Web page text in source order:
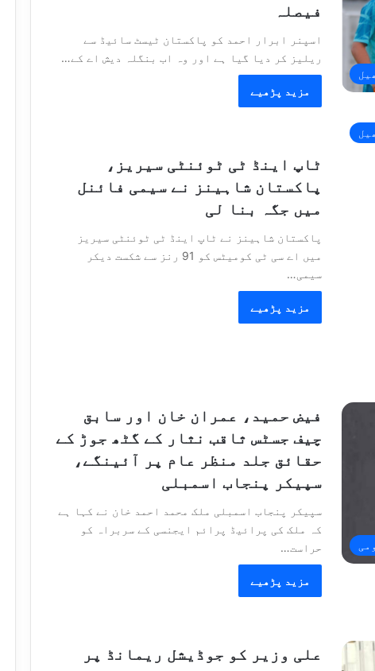
فیصلہ
اسپنر ابرار احمد کو پاکستان ٹیسٹ سائیڈ سے
ریلیز کر دیا گیا ہے اور وہ اب بنگلہ دیش اے کے…
مزید پڑھیے
ٹاپ اینڈ ٹی ٹوئنٹی سیریز،
پاکستان شاہینز نے سیمی فائنل
میں جگہ بنا لی
پاکستان شاہینز نے ٹاپ اینڈ ٹی ٹوئنٹی سیریز
میں اے سی ٹی کومیٹس کو 91 رنز سے شکست دیکر
سیمی…
مزید پڑھیے
فیض حمید، عمران خان اور سابق
چیف جسٹس ثاقب نثار کے گٹھ جوڑ کے
حقائق جلد منظر عام پر آئینگے،
سپیکر پنجاب اسمبلی
سپیکر پنجاب اسمبلی ملک محمد احمد خان نے کہا ہے
کہ ملک کی پرائیڈ پرائم ایجنسی کے سربراہ کو
حراست…
مزید پڑھیے
علی وزیر کو جوڈیشل ریمانڈ پر